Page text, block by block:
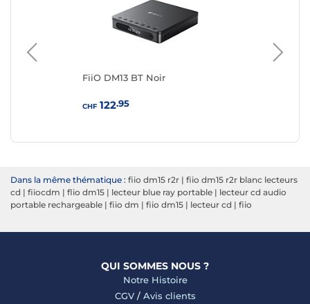
FiiO DM13 BT Noir
CHF122.95
Dans la même thématique : fiio dm15 r2r | fiio dm15 r2r blanc lecteurs
cd | fiiocdm | flio dm15 | lecteur blue ray portable | lecteur cd audio
portable rechargeable | fiio dm | fiio dm15 | lecteur cd | fiio
QUI SOMMES NOUS ?
Notre Histoire
CGV/ Avis clients